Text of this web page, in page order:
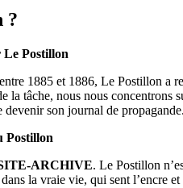
?
Postillon
1885 et 1886, Le Postillon a
la tâche, nous nous concentrons
devenir son journal de
Postillon
ARCHIVE. Le Postillon
la vraie vie, qui sent l’encre